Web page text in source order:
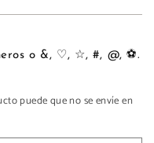
PERSONALIZA con letras, números o &, ♡, ☆, #, @, ⚽.
puede que no se envíe en